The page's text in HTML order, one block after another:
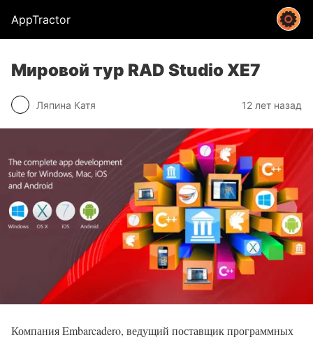
AppTractor
Мировой тур RAD Studio XE7
Ляпина Катя 12 лет назад
Компания Embarcadero, ведущий поставщик программных